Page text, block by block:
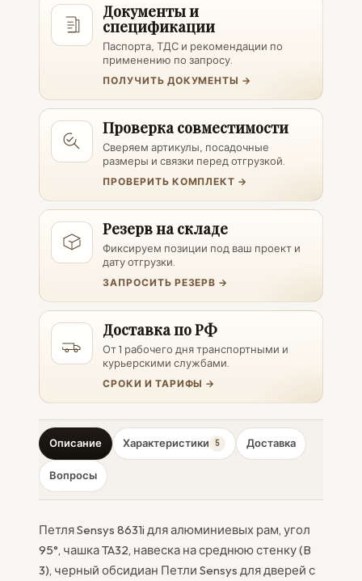
Документы и
спецификации
Паспорта, ТДС и рекомендации по
применению по запросу.
ПОЛУЧИТЬ ДОКУМЕНТЫ →
Проверка совместимости
Сверяем артикулы, посадочные
размеры и связки перед отгрузкой.
ПРОВЕРИТЬ КОМПЛЕКТ →
Резерв на складе
Фиксируем позиции под ваш проект и
дату отгрузки.
ЗАПРОСИТЬ РЕЗЕРВ →
Доставка по РФ
От 1 рабочего дня транспортными и
курьерскими службами.
СРОКИ И ТАРИФЫ →
Описание Характеристики 5 Доставка
Вопросы
Петля Sensys 8631i для алюминиевых рам, угол
95°, чашка TA32, навеска на среднюю стенку (B
3), черный обсидиан Петли Sensys для дверей с